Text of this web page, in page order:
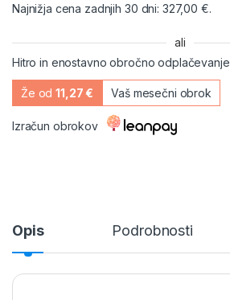
Najnižja cena zadnjih 30 dni: 327,00 €.
ali
Hitro in enostavno obročno odplačevanje
Že od11,27 € Vaš mesečni obrok
Izračun obrokov
Opis Podrobnosti